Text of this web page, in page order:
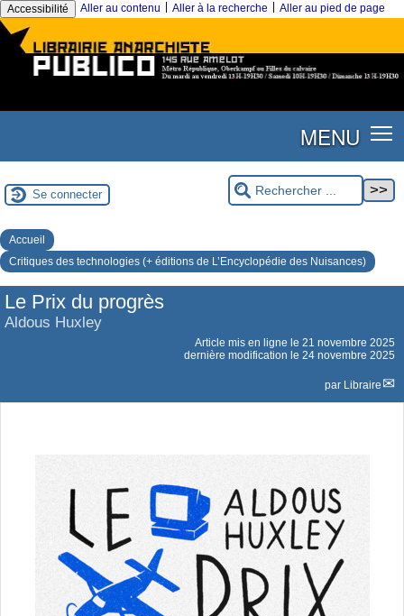
Accessibilité Aller au contenu Aller à la recherche Aller au pied de page
MENU
Se connecter
Accueil
Critiques des technologies (+ éditions de L’Encyclopédie des Nuisances)
Le Prix du progrès
Aldous Huxley
Article mis en ligne le 21 novembre 2025
dernière modification le 24 novembre 2025
par Libraire